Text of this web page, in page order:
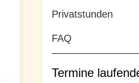
Privatstunden
FAQ
Termine